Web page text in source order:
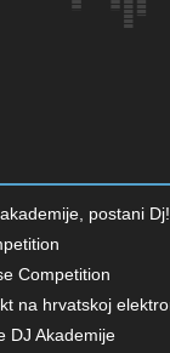
postani Dj!
Competition
na hrvatskoj
DJ Akademije